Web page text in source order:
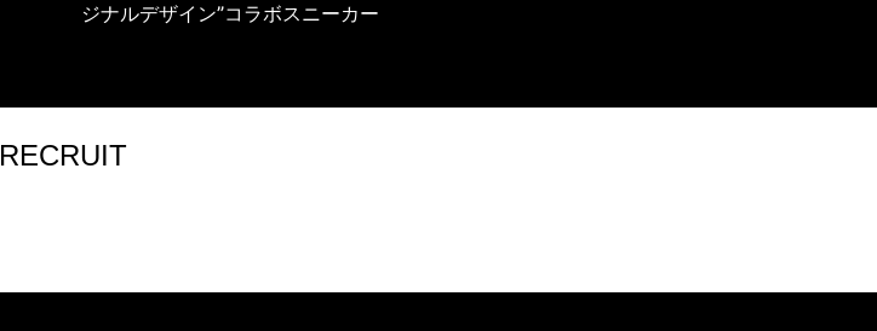
ジナルデザイン”コラボスニーカー
RECRUIT